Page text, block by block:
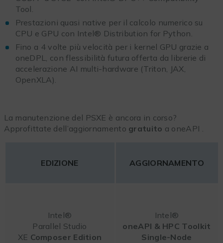
Tool.
Prestazioni quasi native per il calcolo numerico su
CPU e GPU con Intel® Distribution for Python.
Fino a 4 volte più velocità per i kernel GPU grazie a
oneDPL, con flessibilità futura offerta da librerie di
accelerazione AI multi-hardware (Triton, JAX,
OpenXLA).
La manutenzione del PSXE è ancora in corso?
Approfittate dell’aggiornamento gratuito a oneAPI .
EDIZIONE AGGIORNAMENTO
Intel®
Parallel Studio
XE Composer Edition
Intel®
oneAPI & HPC Toolkit
Single-Node